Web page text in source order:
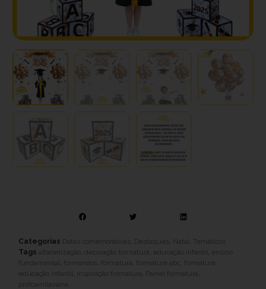
Categorias Datas comemorativas Destaques Natal
Temáticos
Tags
alfabetização decoração formatura educação infantil
fundamental
formandos formatura formatura abc
formatura
educação infantil
inspiração formatura Painel formatura
profcamilaviana